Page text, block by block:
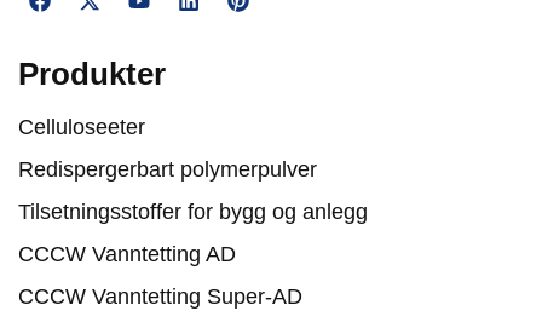
Produkter
Celluloseeter
Redispergerbart polymerpulver
Tilsetningsstoffer for bygg og anlegg
CCCW Vanntetting AD
CCCW Vanntetting Super-AD